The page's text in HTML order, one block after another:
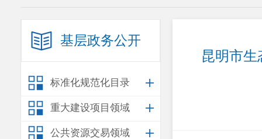
基层政务公开
标准化规范化目录
重大建设项目领域
公共资源交易领域
昆明市